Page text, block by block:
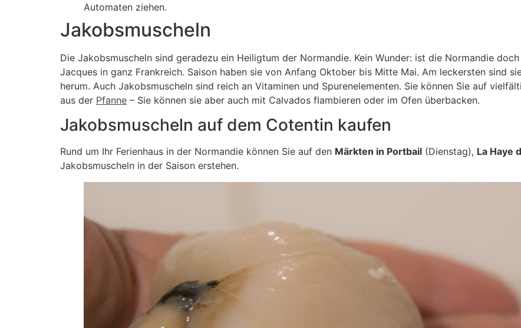
Automaten ziehen.
Jakobsmuscheln
Die Jakobsmuscheln sind geradezu ein Heiligtum der Normandie. Kein Wunder: ist die Normandie
Jacques in ganz Frankreich. Saison haben sie von Anfang Oktober bis Mitte Mai. Am leckersten sind
herum. Auch Jakobsmuscheln sind reich an Vitaminen und Spurenelementen. Sie können Sie auf
aus der Pfanne – Sie können sie aber auch mit Calvados flambieren oder im Ofen überbacken.
Jakobsmuscheln auf dem Cotentin kaufen
Rund um Ihr Ferienhaus in der Normandie können Sie auf den Märkten in Portbail (Dienstag), La Haye
Jakobsmuscheln in der Saison erstehen.